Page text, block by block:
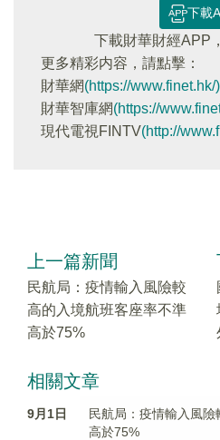
下載
下載財華財經APP
更多精彩内容，請點擊：
財華網(https://www.finet.hk/)
財華智庫網(https://
現代電視FINTV(http://
上一篇新聞
民航局：疫情輸入風險較
高的入境航班客座率不準
高於75%
相關文章
9月1日
民航局：疫情輸入風
高於75%